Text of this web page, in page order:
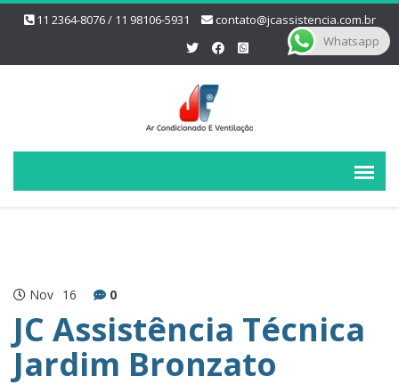
11 2364-8076 / 11 98106-5931 contato@jcassistencia.com.br
Nov 16 0
JC Assistência Técnica
Jardim Bronzato
Whatsapp